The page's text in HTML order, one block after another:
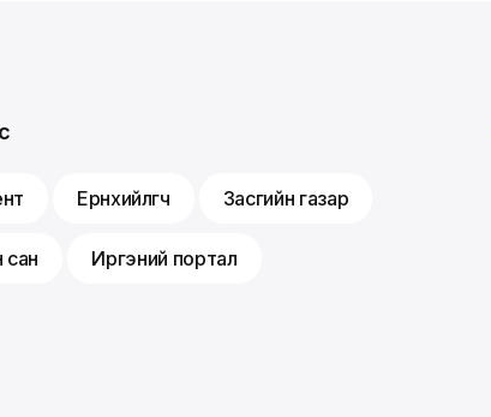
Ерөнхийлөгч Засгийн газар
сан Иргэний портал